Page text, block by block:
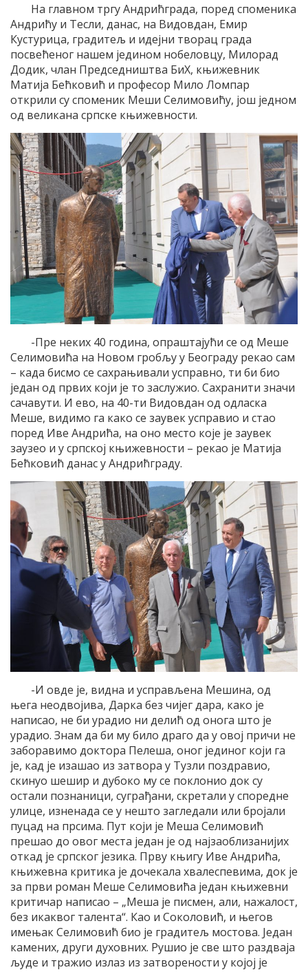
На главном тргу Андрићграда, поред споменика
Андрићу и Тесли, данас, на Видовдан, Емир
Кустурица, градитељ и идејни творац града
посвећеног нашем једином нобеловцу, Милорад
Додик, члан Председништва БиХ, књижевник
Матија Бећковић и професор Мило Ломпар
открили су споменик Меши Селимовићу, још једном
од великана српске књижевности.
-Пре неких 40 година, опраштајући се од Меше
Селимовића на Новом гробљу у Београду рекао сам
– када бисмо се сахрањивали усправно, ти би био
један од првих који је то заслужио. Сахранити значи
сачавути. И ево, на 40-ти Видовдан од одласка
Меше, видимо га како се заувек усправио и стао
поред Иве Андрића, на оно место које је заувек
заузео и у српској књижевности – рекао је Матија
Бећковић данас у Андрићграду.
-И овде је, видна и усправљена Мешина, од
њега неодвојива, Дарка без чијег дара, како је
написао, не би урадио ни делић од онога што је
урадио. Знам да би му било драго да у овој причи не
заборавимо доктора Пелеша, оног јединог који га
је, кад је изашао из затвора у Тузли поздравио,
скинуо шешир и дубоко му се поклонио док су
остали познаници, суграђани, скретали у споредне
улице, изненада се у нешто загледали или бројали
пуцад на прсима. Пут који је Меша Селимовић
прешао до овог места један је од најзаоблизанијих
откад је српског језика. Прву књигу Иве Андрића,
књижевна критика је дочекала хвалеспевима, док је
за први роман Меше Селимовића један књижевни
критичар написао – „Меша је писмен, али, нажалост,
без икаквог талента“. Као и Соколовић, и његов
имењак Селимовић био је градитељ мостова. Један
камених, други духовних. Рушио је све што раздваја
људе и тражио излаз из затворености у којој је